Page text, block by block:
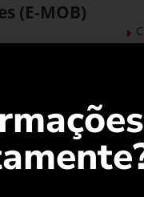
(E-MOB)
contou
no